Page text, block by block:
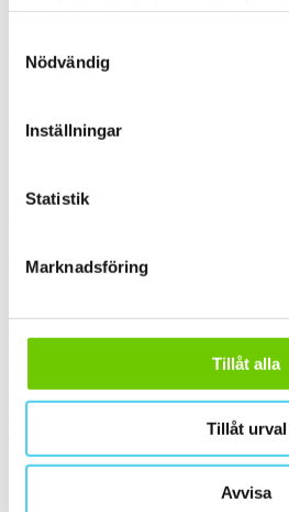
Nödvändig
Inställningar
Statistik
Marknadsföring
Tillåt alla
Tillåt urval
Avvisa
eller gör om din sökning.
Webbshop
brett utbud till riktigt bra priser.
Med över 30 år i branschen är vi
Kakel & klinker
Kontakt
Kundservice Konsument
Öppettider:
Mejl:info[at]centro.se